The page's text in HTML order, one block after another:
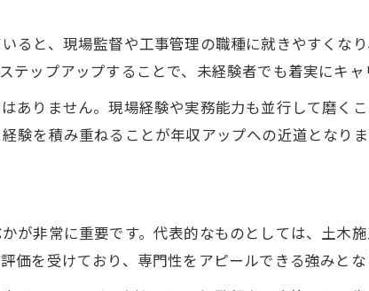
ると、現場監督や工事管理の職種に就きやすくな
ップアップすることで、未経験者でも着実にキャ
りません。現場経験や実務能力も並行して磨くこ
を積み重ねることが年収アップへの近道となりま
が非常に重要です。代表的なものとしては、土木
を受けており、専門性をアピールできる強みとな